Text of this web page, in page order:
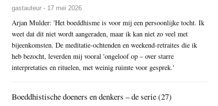
gastauteur - 17 mei 2026
Arjan Mulder: 'Het boeddhisme is voor mij een persoonlijke tocht. Ik
weet dat dit niet wordt aangeraden, maar ik kan niet zo veel met
bijeenkomsten. De meditatie-ochtenden en weekend-retraites die ik
heb bezocht, leverden mij vooral 'ongeloof op – over starre
interpretaties en rituelen, met weinig ruimte voor gesprek.'
Boeddhistische doeners en denkers – de serie (27)